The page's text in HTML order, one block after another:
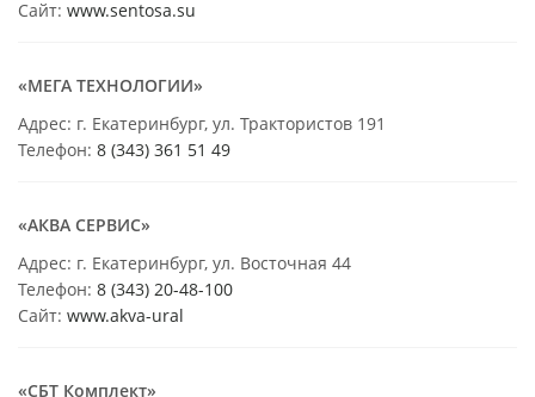
Сайт: www.sentosa.su
«МЕГА ТЕХНОЛОГИИ»
Адрес: г. Екатеринбург, ул. Трактористов 191
Телефон: 8 (343) 361 51 49
«АКВА СЕРВИС»
Адрес: г. Екатеринбург, ул. Восточная 44
Телефон: 8 (343) 20-48-100
Сайт: www.akva-ural
«СБТ Комплект»